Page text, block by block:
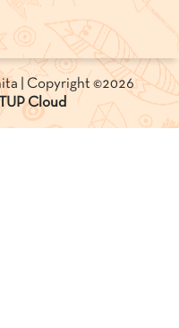
| Copyright ©2026
Cloud